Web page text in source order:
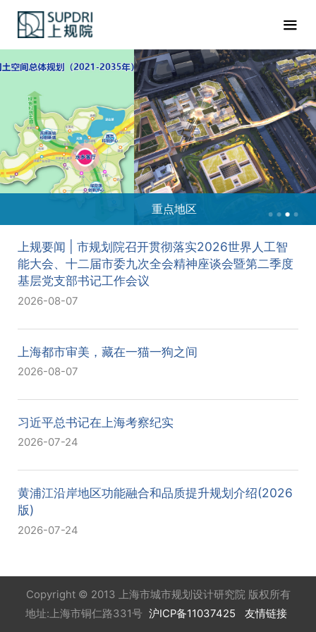
上规要闻 | 市规划院召开贯彻落实2026世界人工智
能大会、十二届市委九次全会精神座谈会暨第二季度
基层党支部书记工作会议
2026-08-07
上海都市审美，藏在一猫一狗之间
2026-08-07
习近平总书记在上海考察纪实
2026-07-24
黄浦江沿岸地区功能融合和品质提升规划介绍(2026
版)
2026-07-24
Copyright © 2013 上海市城市规划设计研究院 版权所有
地址:上海市铜仁路331号 沪ICP备11037425 友情链接